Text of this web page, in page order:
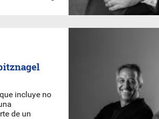
incluye no
de un